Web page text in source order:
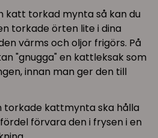
katt torkad mynta så kan du
torkade örten lite i dina
värms och oljor frigörs. På
"gnugga" en kattleksak som
innan man ger den till
torkade kattmynta ska hålla
förvara den i frysen i en